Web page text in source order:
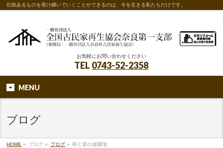
伝統あるものを受け継いでいくことができるのは、今を生きる私たちだけです。
お気軽にお問い合わせください
TEL 0743-52-2358
MENU
ブログ
HOME » ブログ » ブログ » 桜と昔の遊園地